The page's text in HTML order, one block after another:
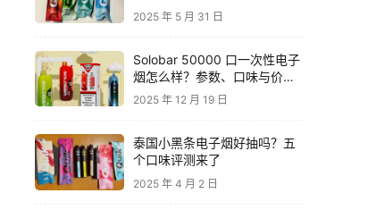
2025 年 5 月 31 日
Solobar 50000 口一次性电子
烟怎么样？参数、口味与价格
解析
2025 年 12 月 19 日
泰国小黑条电子烟好抽吗？五
个口味评测来了
2025 年 4 月 2 日